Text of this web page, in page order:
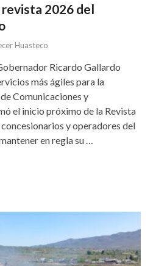
2026 del
Huasteco
Ricardo Gallardo
más ágiles para la
Comunicaciones y
el inicio próximo de la Revista
y operadores del
en regla su …